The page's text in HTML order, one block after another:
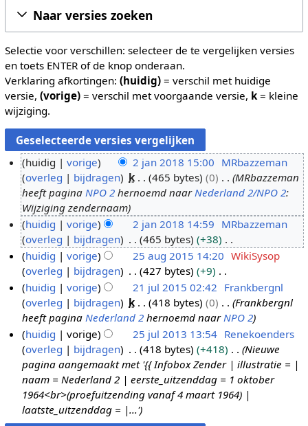
Naar versies zoeken
Selectie voor verschillen: selecteer de te vergelijken versies
en toets ENTER of de knop onderaan.
Verklaring afkortingen: (huidig)= verschil met huidige
versie, (vorige)= verschil met voorgaande versie, k= kleine
wijziging.
n
0
8
huidig vorige 2 jan 2018 15:00 MRbazzeman
overleg
bijdragen k 465 bytes 0
MRbazzeman
heeft paginaNPO 2 hernoemd naarNederland 2/NPO 2:
Wijziging zendernaam
huidig
vorige 2 jan 2018 14:59 MRbazzeman
overleg
bijdragen 465 bytes
+38
G
e
e
n
b
e
w
e
r
k
i
n
5
g
huidig vorige 25 aug 2015 14:20 WikiSysop
overleg
bijdragen 427 bytes
+9
G
e
e
n
b
e
w
e
r
k
huidig vorige 21 jul 2015 02:42 Frankbergnl
overleg
bijdragen k 418 bytes 0
Frankbergnl
heeft paginaNederland 2 hernoemd naarNPO 2
huidig vorige 25 jul 2013 13:54 Renekoenders
overleg
bijdragen 418 bytes +418
Nieuwe
pagina aangemaakt met '{{ Infobox Zender | illustratie = |
naam = Nederland 2 | eerste_uitzenddag = 1 oktober
1964<br>(proefuitzending vanaf 4 maart 1964) |
laatste_uitzenddag = |...'